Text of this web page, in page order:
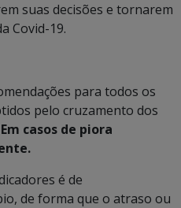
suas decisões e tornarem
Covid-19.
para todos os
pelo cruzamento dos
Em casos de piora
é de
de forma que o atraso ou